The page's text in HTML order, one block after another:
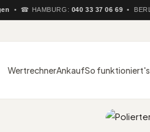
☎ HAMBURG:040 33 37 06 69• BERLIN:
WertrechnerAnkaufSo funktioniert's